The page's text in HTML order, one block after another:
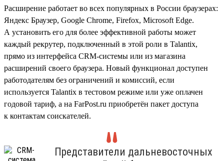
Расширение работает во всех популярных в России браузерах:
Яндекс Браузер, Google Chrome, Firefox, Microsoft Edge.
А установить его для более эффективной работы может
каждый рекрутер, подключенный в этой роли в Talantix,
прямо из интерфейса CRM-системы или из магазина
расширений своего браузера. Новый функционал доступен
работодателям без ограничений и комиссий, если
используется Talantix в тестовом режиме или уже оплачен
годовой тариф, а на FarPost.ru приобретён пакет доступа
к контактам соискателей.
Представители дальневосточных